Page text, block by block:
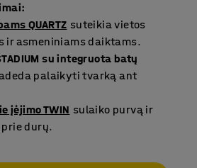
QUARTZ suteikia vietos
ir asmeniniams daiktams.
su integruota batų
palaikyti tvarką ant
įėjimo TWIN sulaiko purvą ir
durų.